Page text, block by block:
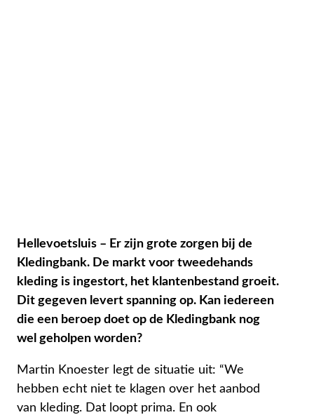
Hellevoetsluis – Er zijn grote zorgen bij de
Kledingbank. De markt voor tweedehands
kleding is ingestort, het klantenbestand groeit.
Dit gegeven levert spanning op. Kan iedereen
die een beroep doet op de Kledingbank nog
wel geholpen worden?
Martin Knoester legt de situatie uit: “We
hebben echt niet te klagen over het aanbod
van kleding. Dat loopt prima. En ook